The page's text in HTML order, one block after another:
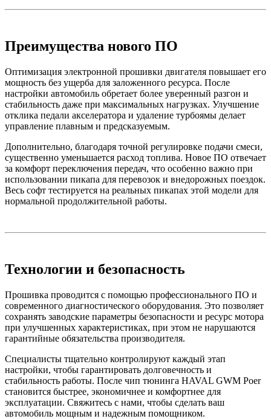
Преимущества нового ПО
Оптимизация электронной прошивки двигателя повышает его
мощность без ущерба для заложенного ресурса. После
настройки автомобиль обретает более уверенный разгон и
стабильность даже при максимальных нагрузках. Улучшение
отклика педали акселератора и удаление турбоямы делает
управление плавным и предсказуемым.
Дополнительно, благодаря точной регулировке подачи смеси,
существенно уменьшается расход топлива. Новое ПО отвечает
за комфорт переключения передач, что особенно важно при
использовании пикапа для перевозок и внедорожных поездок.
Весь софт тестируется на реальных пикапах этой модели для
нормальной продолжительной работы.
Технологии и безопасность
Прошивка проводится с помощью профессионального ПО и
современного диагностического оборудования. Это позволяет
сохранять заводские параметры безопасности и ресурс мотора
при улучшенных характеристиках, при этом не нарушаются
гарантийные обязательства производителя.
Специалисты тщательно контролируют каждый этап
настройки, чтобы гарантировать долговечность и
стабильность работы. После чип тюнинга HAVAL GWM Poer
становится быстрее, экономичнее и комфортнее для
эксплуатации. Свяжитесь с нами, чтобы сделать ваш
автомобиль мощным и надежным помощником.